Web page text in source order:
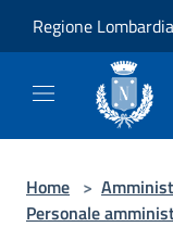
Regione Lombardia
Home >
Personale